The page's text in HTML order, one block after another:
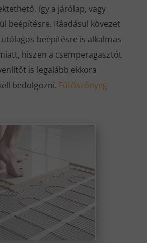
így a járólap, vagy
beépítésre. Ráadásul kövezet
beépítésre is alkalmas
hiszen a csemperagasztót
is legalább ekkora
bedolgozni. Fűtőszőnyeg